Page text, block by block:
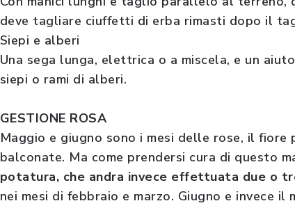
deve tagliare ciuffetti di erba rimasti dopo il
Siepi e alberi
Una sega lunga, elettrica o a miscela, e un
siepi o rami di alberi.
GESTIONE ROSA
Maggio e giugno sono i mesi delle rose, il fiore
balconate. Ma come prendersi cura di questo
potatura, che andra invece effettuata due o
nei mesi di febbraio e marzo. Giugno e invece il